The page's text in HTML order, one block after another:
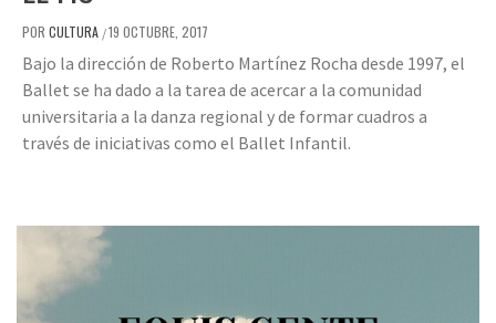
POR CULTURA /19 OCTUBRE, 2017
Bajo la dirección de Roberto Martínez Rocha desde 1997, el
Ballet se ha dado a la tarea de acercar a la comunidad
universitaria a la danza regional y de formar cuadros a
través de iniciativas como el Ballet Infantil.